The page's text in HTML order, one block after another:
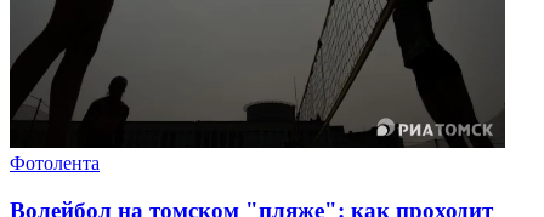
Фотолента
Волейбол на томском "пляже": как проходит